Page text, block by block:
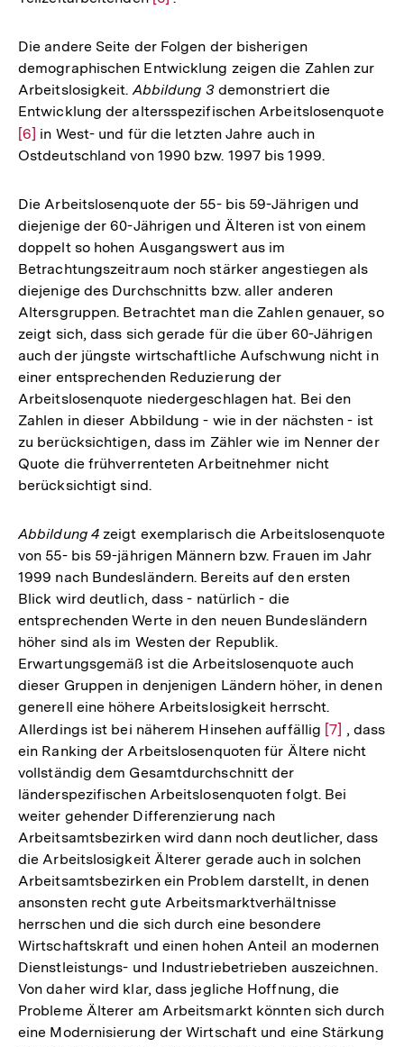
der
Fußnote
Die andere Seite der Folgen der bisherigen
demographischen Entwicklung zeigen die Zahlen zur
Arbeitslosigkeit. Abbildung 3demonstriert die
Entwicklung der altersspezifischen Arbeitslosenquote
Zur
Auflösung
Fußnote
[6] in West- und für die letzten Jahre auch in
Ostdeutschland von 1990 bzw. 1997 bis 1999.
Die Arbeitslosenquote der 55- bis 59-Jährigen und
diejenige der 60-Jährigen und Älteren ist von einem
doppelt so hohen Ausgangswert aus im
Betrachtungszeitraum noch stärker angestiegen als
diejenige des Durchschnitts bzw. aller anderen
Altersgruppen. Betrachtet man die Zahlen genauer, so
zeigt sich, dass sich gerade für die über 60-Jährigen
auch der jüngste wirtschaftliche Aufschwung nicht in
einer entsprechenden Reduzierung der
Arbeitslosenquote niedergeschlagen hat. Bei den
Zahlen in dieser Abbildung - wie in der nächsten - ist
zu berücksichtigen, dass im Zähler wie im Nenner der
Quote die frühverrenteten Arbeitnehmer nicht
berücksichtigt sind.
Abbildung 4 zeigt exemplarisch die Arbeitslosenquote
von 55- bis 59-jährigen Männern bzw. Frauen im Jahr
1999 nach Bundesländern. Bereits auf den ersten
Blick wird deutlich, dass - natürlich - die
entsprechenden Werte in den neuen Bundesländern
höher sind als im Westen der Republik.
Erwartungsgemäß ist die Arbeitslosenquote auch
dieser Gruppen in denjenigen Ländern höher, in denen
generell eine höhere Arbeitslosigkeit herrscht.
Allerdings ist bei näherem Hinsehen auffällig Zur
Auflösung
Fußnote
[7] , dass
ein Ranking der Arbeitslosenquoten für Ältere nicht
vollständig dem Gesamtdurchschnitt der
länderspezifischen Arbeitslosenquoten folgt. Bei
weiter gehender Differenzierung nach
Arbeitsamtsbezirken wird dann noch deutlicher, dass
die Arbeitslosigkeit Älterer gerade auch in solchen
Arbeitsamtsbezirken ein Problem darstellt, in denen
ansonsten recht gute Arbeitsmarktverhältnisse
herrschen und die sich durch eine besondere
Wirtschaftskraft und einen hohen Anteil an modernen
Dienstleistungs- und Industriebetrieben auszeichnen.
Von daher wird klar, dass jegliche Hoffnung, die
Probleme Älterer am Arbeitsmarkt könnten sich durch
eine Modernisierung der Wirtschaft und eine Stärkung